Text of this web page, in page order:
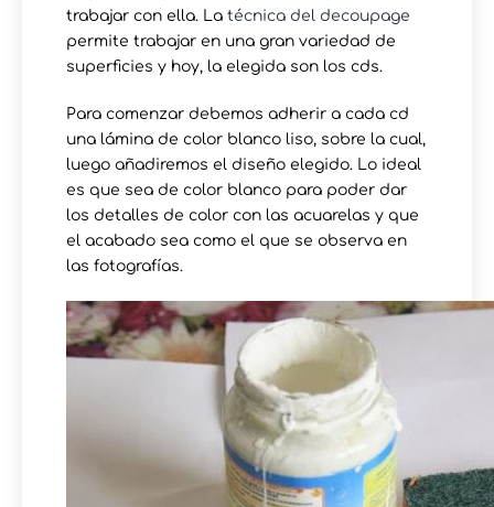
trabajar con ella. La técnica del decoupage
permite trabajar en una gran variedad de
superficies y hoy, la elegida son los cds.
Para comenzar debemos adherir a cada cd
una lámina de color blanco liso, sobre la cual,
luego añadiremos el diseño elegido. Lo ideal
es que sea de color blanco para poder dar
los detalles de color con las acuarelas y que
el acabado sea como el que se observa en
las fotografías.